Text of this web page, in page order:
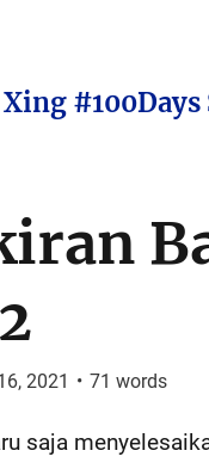
2021 • 71 words
saja